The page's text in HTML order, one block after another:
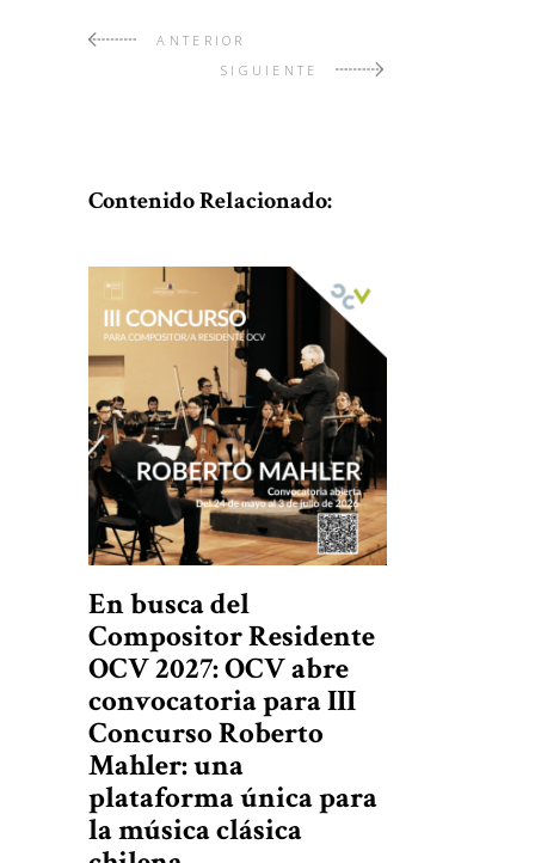
ANTERIOR
SIGUIENTE
Contenido Relacionado:
En busca del
Compositor Residente
OCV 2027: OCV abre
convocatoria para III
Concurso Roberto
Mahler: una
plataforma única para
la música clásica